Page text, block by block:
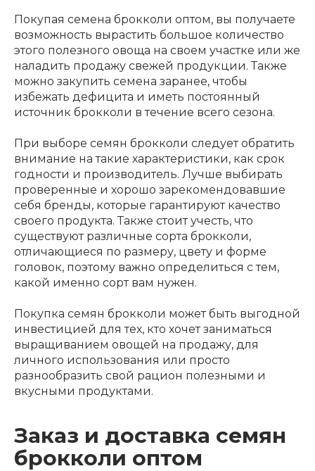
Покупая семена брокколи оптом, вы получаете
возможность вырастить большое количество
этого полезного овоща на своем участке или же
наладить продажу свежей продукции. Также
можно закупить семена заранее, чтобы
избежать дефицита и иметь постоянный
источник брокколи в течение всего сезона.
При выборе семян брокколи следует обратить
внимание на такие характеристики, как срок
годности и производитель. Лучше выбирать
проверенные и хорошо зарекомендовавшие
себя бренды, которые гарантируют качество
своего продукта. Также стоит учесть, что
существуют различные сорта брокколи,
отличающиеся по размеру, цвету и форме
головок, поэтому важно определиться с тем,
какой именно сорт вам нужен.
Покупка семян брокколи может быть выгодной
инвестицией для тех, кто хочет заниматься
выращиванием овощей на продажу, для
личного использования или просто
разнообразить свой рацион полезными и
вкусными продуктами.
Заказ и доставка семян
брокколи оптом